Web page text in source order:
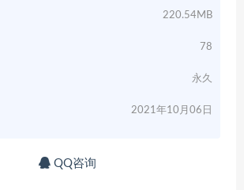
220.54MB
78
永久
2021年10月06日
QQ咨询